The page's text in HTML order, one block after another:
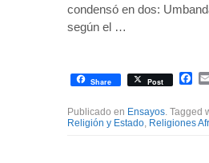
condensó en dos:
según el …
Share Post
Publicado en Ensayos. Tagged
Religión y Estado, Religiones